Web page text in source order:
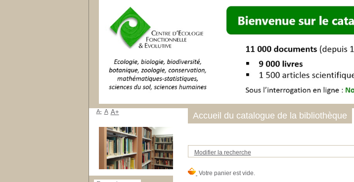
Modifier la recherche
Accueil du catalogue de la bibliothèque
A- A A+